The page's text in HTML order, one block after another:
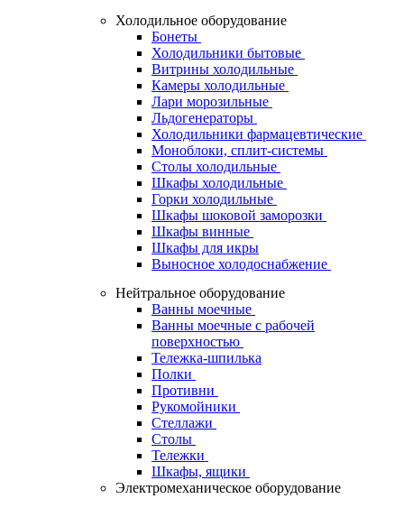
Холодильное оборудование
Бонеты
Холодильники бытовые
Витрины холодильные
Камеры холодильные
Лари морозильные
Льдогенераторы
Холодильники фармацевтические
Моноблоки, сплит-системы
Столы холодильные
Шкафы холодильные
Горки холодильные
Шкафы шоковой заморозки
Шкафы винные
Шкафы для икры
Выносное холодоснабжение
Нейтральное оборудование
Ванны моечные
Ванны моечные с рабочей
поверхностью
Тележка-шпилька
Полки
Противни
Рукомойники
Стеллажи
Столы
Тележки
Шкафы, ящики
Электромеханическое оборудование